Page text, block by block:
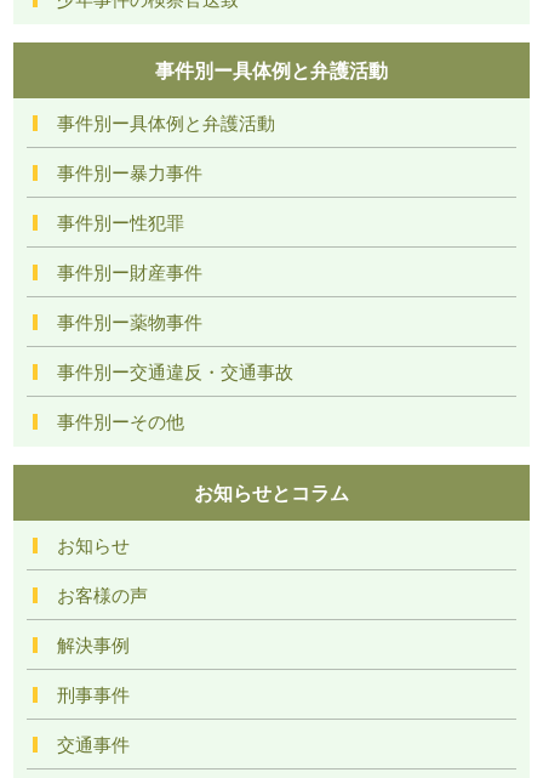
事件別ー具体例と弁護活動
事件別ー具体例と弁護活動
事件別ー暴力事件
事件別ー性犯罪
事件別ー財産事件
事件別ー薬物事件
事件別ー交通違反・交通事故
事件別ーその他
お知らせとコラム
お知らせ
お客様の声
解決事例
刑事事件
交通事件